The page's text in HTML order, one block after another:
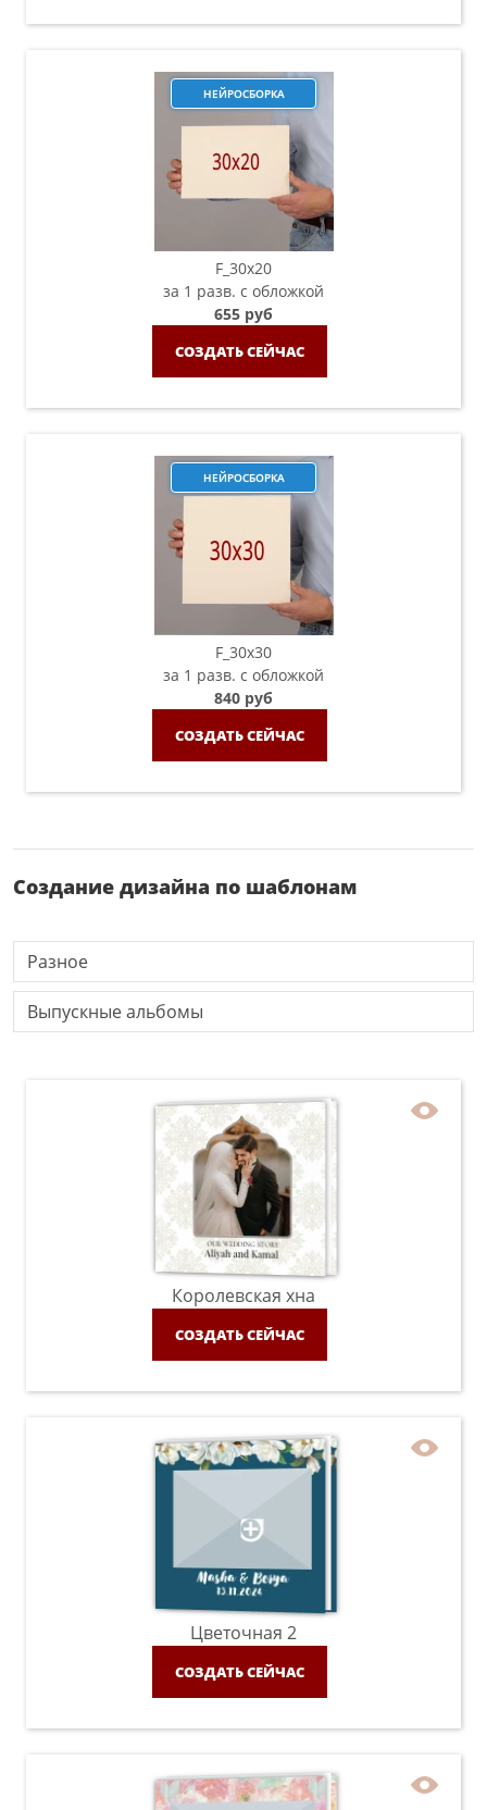
НЕЙРОСБОРКА
F_30х20
за 1 разв. с обложкой
655 руб
СОЗДАТЬ СЕЙЧАС
НЕЙРОСБОРКА
F_30х30
за 1 разв. с обложкой
840 руб
СОЗДАТЬ СЕЙЧАС
Создание дизайна по шаблонам
Разное
Выпускные альбомы
Королевская хна
СОЗДАТЬ СЕЙЧАС
Цветочная 2
СОЗДАТЬ СЕЙЧАС